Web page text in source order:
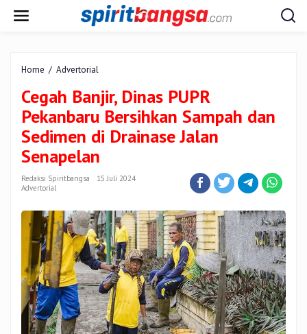
Home / Advertorial
Dinas
PUPR
Pekanbaru
Bersihkan
dan
Sedimen
Jalan
Senapelan
Cegah Banjir, Dinas PUPR
Pekanbaru Bersihkan Sampah dan
Sedimen di Drainase Jalan
Senapelan
Redaksi Spiritbangsa
15 Juli 2024
Advertorial